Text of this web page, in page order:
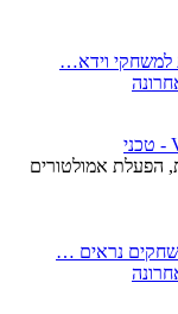
הפעלת אמולטורים